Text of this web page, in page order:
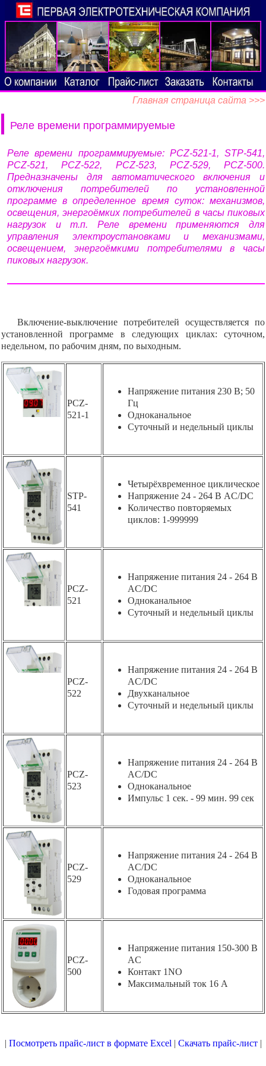
Главная страница сайта >>>
Реле времени программируемые
Реле времени программируемые: PCZ-521-1, STP-541,
PCZ-521, PCZ-522, PCZ-523, PCZ-529, PCZ-500.
Предназначены для автоматического включения и
отключения потребителей по установленной
программе в определенное время суток: механизмов,
освещения, энергоёмких потребителей в часы пиковых
нагрузок и т.п. Реле времени применяются для
управления электроустановками и механизмами,
освещением, энергоёмкими потребителями в часы
пиковых нагрузок.
Включение-выключение потребителей осуществляется по
установленной программе в следующих циклах: суточном,
недельном, по рабочим дням, по выходным.
PCZ-
521-1
Напряжение питания 230 В; 50
Гц
Одноканальное
Суточный и недельный циклы
STP-
541
Четырёхвременное циклическое
Напряжение 24 - 264 В AC/DC
Количество повторяемых
циклов: 1-999999
PCZ-
521
Напряжение питания 24 - 264 В
AC/DC
Одноканальное
Суточный и недельный циклы
PCZ-
522
Напряжение питания 24 - 264 В
AC/DC
Двухканальное
Суточный и недельный циклы
PCZ-
523
Напряжение питания 24 - 264 В
AC/DC
Одноканальное
Импульс 1 сек. - 99 мин. 99 сек
PCZ-
529
Напряжение питания 24 - 264 В
AC/DC
Одноканальное
Годовая программа
PCZ-
500
Напряжение питания 150-300 В
AC
Контакт 1NO
Максимальный ток 16 А
| Посмотреть прайс-лист в формате Excel | Скачать прайс-лист|